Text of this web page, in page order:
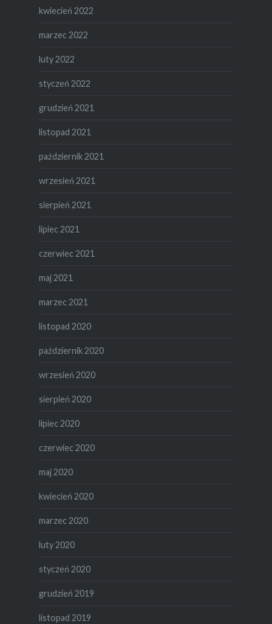
kwiecień 2022
marzec 2022
luty 2022
styczeń 2022
grudzień 2021
listopad 2021
październik 2021
wrzesień 2021
sierpień 2021
lipiec 2021
czerwiec 2021
maj 2021
marzec 2021
listopad 2020
październik 2020
wrzesień 2020
sierpień 2020
lipiec 2020
czerwiec 2020
maj 2020
kwiecień 2020
marzec 2020
luty 2020
styczeń 2020
grudzień 2019
listopad 2019